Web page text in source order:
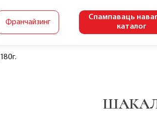
Франчайзинг
Спампаваць
каталог